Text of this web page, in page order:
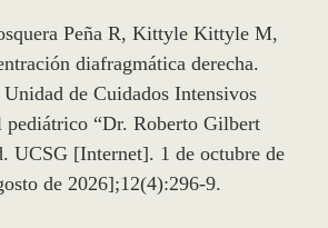
Peña R, Kittyle Kittyle M,
diafragmática derecha.
de Cuidados Intensivos
pediátrico “Dr. Roberto Gilbert
UCSG [Internet]. 1 de octubre de
de 2026];12(4):296-9.